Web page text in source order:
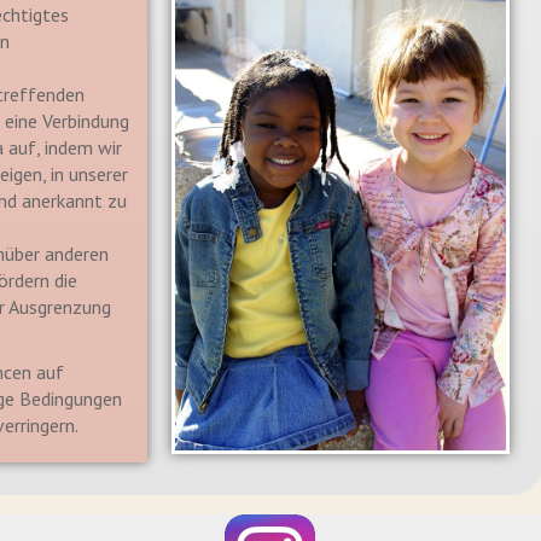
Verbindung
auf, indem wir
in unserer
anerkannt zu
anderen
die
auf
Bedingungen